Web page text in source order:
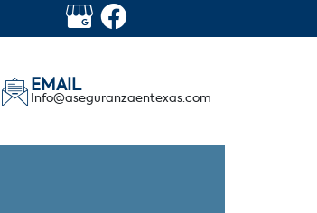
EMAIL
Info@aseguranzaentexas.com